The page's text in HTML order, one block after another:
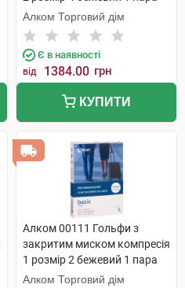
Алком Торговий дім
Є в наявності
від 1384.00 грн
КУПИТИ
Алком 00111 Гольфи з
закритим миском компресія
1 розмір 2 бежевий 1 пара
Алком Торговий дім